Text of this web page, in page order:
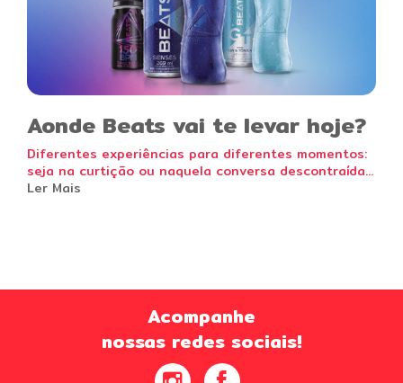
Aonde Beats vai te levar hoje?
Diferentes experiências para diferentes momentos:
seja na curtição ou naquela conversa descontraída...
Ler Mais
Acompanhe
nossas redes sociais!